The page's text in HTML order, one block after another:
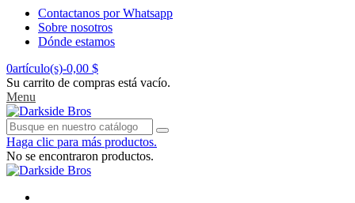
Contactanos por Whatsapp
Sobre nosotros
Dónde estamos
0artículo(s)-0,00 $
Su carrito de compras está vacío.
Menu
Haga clic para más productos.
No se encontraron productos.